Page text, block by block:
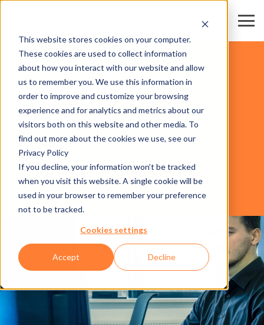
This website stores cookies on your computer.
These cookies are used to collect information
about how you interact with our website and allow
us to remember you. We use this information in
order to improve and customize your browsing
experience and for analytics and metrics about our
visitors both on this website and other media. To
find out more about the cookies we use, see our
Privacy Policy
If you decline, your information won’t be tracked
when you visit this website. A single cookie will be
used in your browser to remember your preference
not to be tracked.
Cookies settings
Accept Decline
AXESS CONTROL CENTER
SOFTWARE
DOMAINES SKIABLES
PARCS EXPOS & CENTRES DE
CONGRÈS
STADES & CENTRES SPORTIFS
LOISIRS & CULTURE
CARTES
DOMAINES
D’ACTIVITES